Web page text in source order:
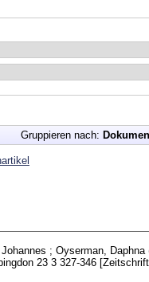
Gruppieren nach:
; Oyserman, Daphna
23 3 327-346